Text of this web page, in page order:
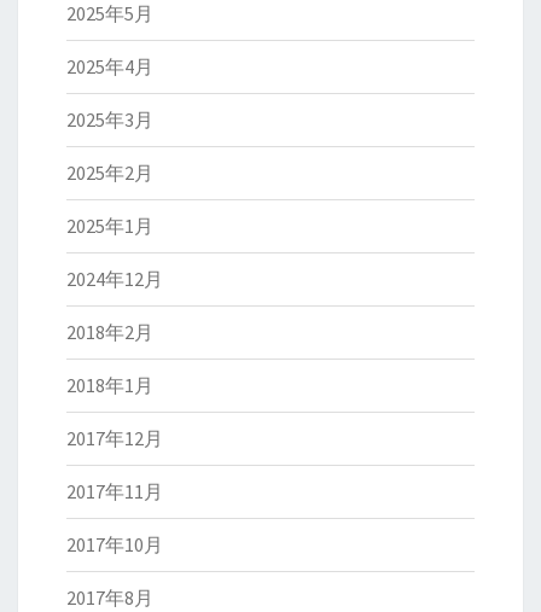
2025年5月
2025年4月
2025年3月
2025年2月
2025年1月
2024年12月
2018年2月
2018年1月
2017年12月
2017年11月
2017年10月
2017年8月